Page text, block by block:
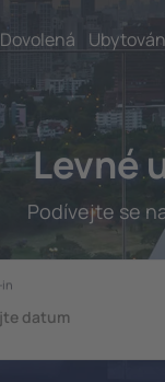
Dovolená
Levné
Podívejte se